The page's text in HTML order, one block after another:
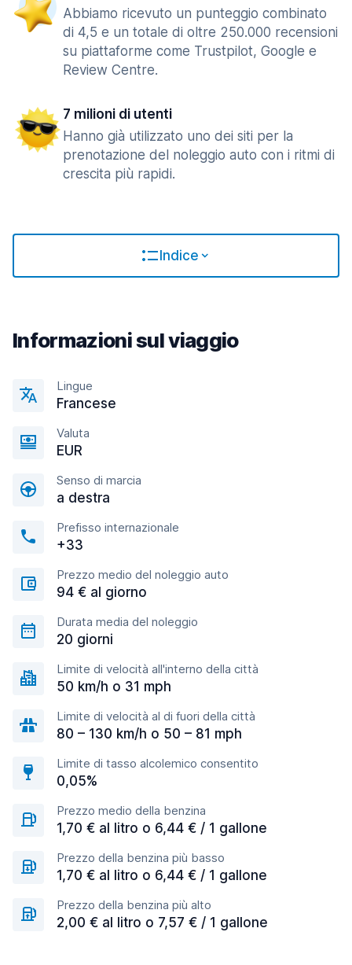
Abbiamo ricevuto un punteggio combinato
di 4,5 e un totale di oltre 250.000 recensioni
su piattaforme come Trustpilot, Google e
Review Centre.
7 milioni di utenti
Hanno già utilizzato uno dei siti per la
prenotazione del noleggio auto con i ritmi di
crescita più rapidi.
Indice
Informazioni sul viaggio
Lingue
Francese
Valuta
EUR
Senso di marcia
a destra
Prefisso internazionale
+33
Prezzo medio del noleggio auto
94 € al giorno
Durata media del noleggio
20 giorni
Limite di velocità all'interno della città
50 km/h o 31 mph
Limite di velocità al di fuori della città
80 – 130 km/h o 50 – 81 mph
Limite di tasso alcolemico consentito
0,05%
Prezzo medio della benzina
1,70 € al litro o 6,44 € / 1 gallone
Prezzo della benzina più basso
1,70 € al litro o 6,44 € / 1 gallone
Prezzo della benzina più alto
2,00 € al litro o 7,57 € / 1 gallone